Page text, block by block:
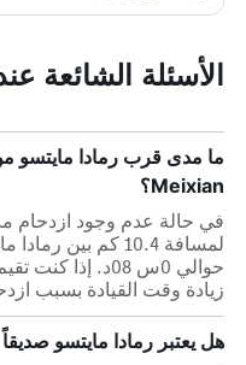
الأسئلة الشائعة
ما مدى قرب رمادا مايتسو
Meixian؟
في حالة عدم وجود ازدحام
حوالي 0س 08د.
زيادة وقت القيادة بسبب
هل يعتبر رمادا مايتسو صديقاً